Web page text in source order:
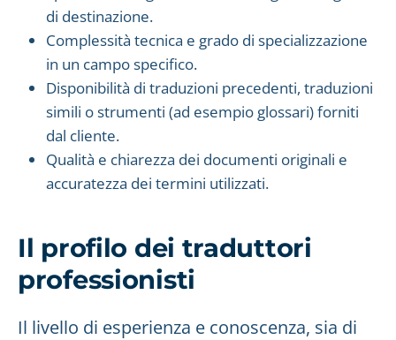
di destinazione.
Complessità tecnica e grado di specializzazione
in un campo specifico.
Disponibilità di traduzioni precedenti, traduzioni
simili o strumenti (ad esempio glossari) forniti
dal cliente.
Qualità e chiarezza dei documenti originali e
accuratezza dei termini utilizzati.
Il profilo dei traduttori
professionisti
Il livello di esperienza e conoscenza, sia di